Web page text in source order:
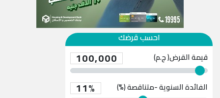
احسب قرضك
قيمة القرض( ج.م) 100,000
الفائدة السنوية -متناقصة (%) 11%